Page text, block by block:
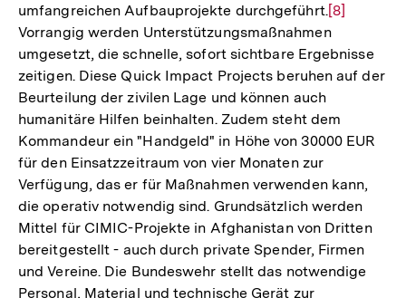
umfangreichen Aufbauprojekte durchgeführt.Zur
Auflösung
der
Fußnote
[8]
Vorrangig werden Unterstützungsmaßnahmen
umgesetzt, die schnelle, sofort sichtbare Ergebnisse
zeitigen. Diese Quick Impact Projects beruhen auf der
Beurteilung der zivilen Lage und können auch
humanitäre Hilfen beinhalten. Zudem steht dem
Kommandeur ein "Handgeld" in Höhe von 30000 EUR
für den Einsatzzeitraum von vier Monaten zur
Verfügung, das er für Maßnahmen verwenden kann,
die operativ notwendig sind. Grundsätzlich werden
Mittel für CIMIC-Projekte in Afghanistan von Dritten
bereitgestellt - auch durch private Spender, Firmen
und Vereine. Die Bundeswehr stellt das notwendige
Personal, Material und technische Gerät zur